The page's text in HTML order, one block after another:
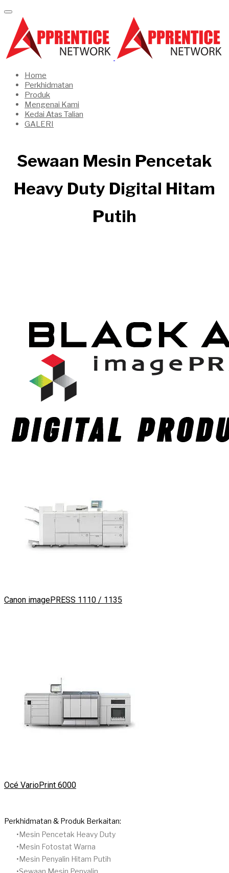
Home
Perkhidmatan
Produk
Mengenai Kami
Kedai Atas Talian
GALERI
Sewaan Mesin Pencetak
Heavy Duty Digital Hitam
Putih
Canon imagePRESS 1110 / 1135
Océ VarioPrint 6000
Perkhidmatan & Produk Berkaitan:
Mesin Pencetak Heavy Duty
​Mesin Fotostat Warna
Mesin Penyalin Hitam Putih